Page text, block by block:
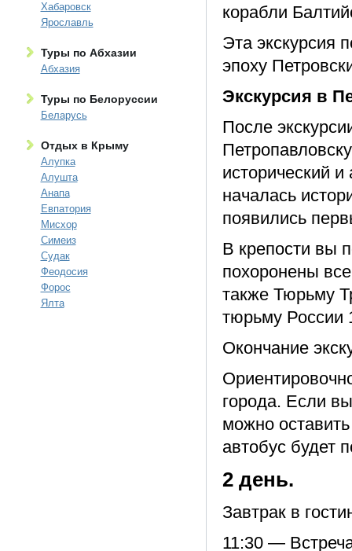
Хабаровск
Ярославль
Туры по Абхазии
Абхазия
Туры по Белоруссии
Беларусь
Отдых в Крыму
Алупка
Алушта
Анапа
Евпатория
Мисхор
Симеиз
Судак
Феодосия
Форос
Ялта
корабли
Эта экскурсия
эпоху
Экскурсия в
После
исторический
началась
появились
В крепости вы
похоронены
также Тюрьму
тюрьму России
Окончание
города. Если
можно
автобус будет
2 день.
Завтрак в
11:30 —